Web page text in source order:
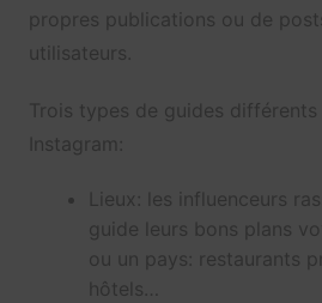
propres publications ou de
utilisateurs.
Trois types de guides
Instagram:
Lieux: les influenceurs
guide leurs bons plans
ou un pays: restaurants
hôtels…